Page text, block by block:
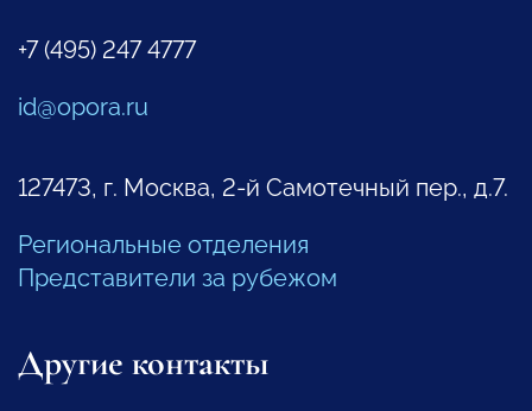
+7 (495) 247 4777
id@opora.ru
127473, г. Москва, 2-й Самотечный пер., д.7.
Региональные отделения
Представители за рубежом
Другие контакты